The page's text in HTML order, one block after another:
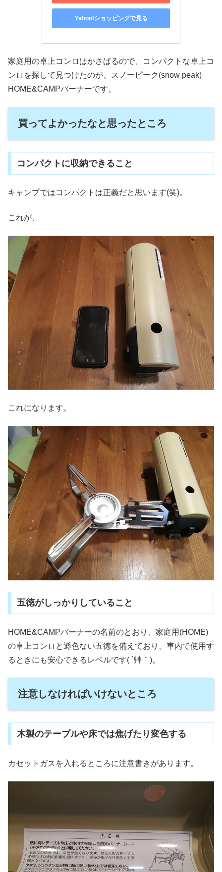
Yahoo!ショッピングで見る
家庭用の卓上コンロはかさばるので、コンパクトな卓上コ
ンロを探して見つけたのが、スノーピーク(snow peak)
HOME&CAMPバーナーです。
買ってよかったなと思ったところ
コンパクトに収納できること
キャンプではコンパクトは正義だと思います(笑)。
これが、
これになります。
五徳がしっかりしていること
HOME&CAMPバーナーの名前のとおり、家庭用(HOME)
の卓上コンロと遜色ない五徳を備えており、車内で使用す
るときにも安心できるレベルです( ´艸｀)。
注意しなければいけないところ
木製のテーブルや床では焦げたり変色する
カセットガスを入れるところに注意書きがあります。